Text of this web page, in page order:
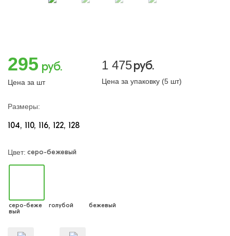
295 руб.
Цена за шт
1 475руб.
Цена за упаковку (5 шт)
Размеры:
104 110 116 122 128
Цвет: серо-бежевый
серо-беже
вый
голубой бежевый